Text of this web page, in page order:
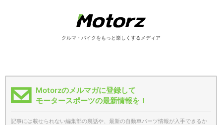
クルマ・バイクをもっと楽しくするメディア
Motorzのメルマガに登録して
モータースポーツの最新情報を！
記事には載せられない編集部の裏話や、最新の自動車パーツ情報が入手できるか